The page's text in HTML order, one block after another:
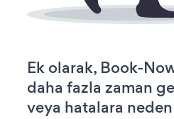
Ek olarak, Book-
daha fazla zaman
veya hatalara